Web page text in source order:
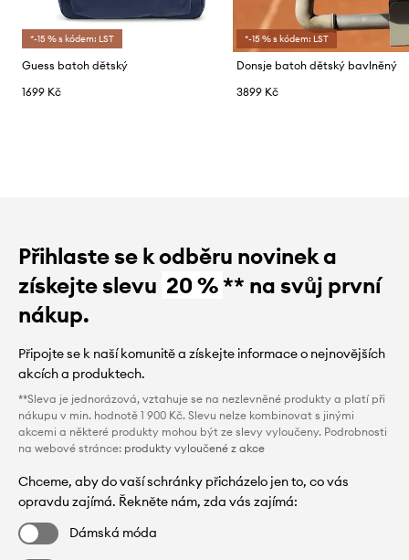
*-15 % s kódem: LST
Guess batoh dětský
1699 Kč
*-15 % s kódem: LST
Donsje batoh dětský bavlněný
3899 Kč
Přihlaste se k odběru novinek a
získejte slevu 20 %** na svůj první
nákup.
Připojte se k naší komunitě a získejte informace o nejnovějších
akcích a produktech.
**Sleva je jednorázová, vztahuje se na nezlevněné produkty a platí při
nákupu v min. hodnotě 1 900 Kč. Slevu nelze kombinovat s jinými
akcemi a některé produkty mohou být ze slevy vyloučeny. Podrobnosti
na webové stránce: produkty vyloučené z akce
Chceme, aby do vaší schránky přicházelo jen to, co vás
opravdu zajímá. Řekněte nám, zda vás zajímá:
Dámská móda